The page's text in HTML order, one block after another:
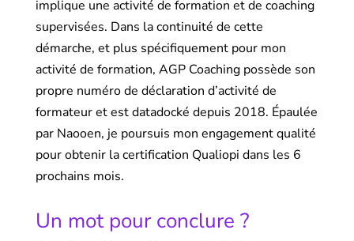
implique une activité de formation et de coaching
supervisées. Dans la continuité de cette
démarche, et plus spécifiquement pour mon
activité de formation, AGP Coaching possède son
propre numéro de déclaration d’activité de
formateur et est datadocké depuis 2018. Épaulée
par Naooen, je poursuis mon engagement qualité
pour obtenir la certification Qualiopi dans les 6
prochains mois.
Un mot pour conclure ?